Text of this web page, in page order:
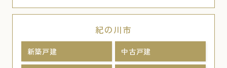
紀の川市
新築戸建 中古戸建